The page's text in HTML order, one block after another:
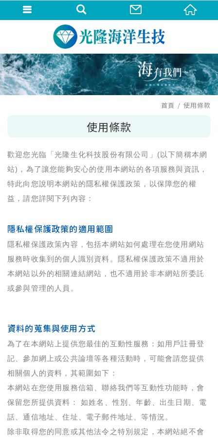
首頁 使用條款
使用條款
歡迎您光臨「光隆生化科技股份有限公司」(以下簡稱本網
站)，為了讓您能夠安心的使用本網站的各項服務與資訊，
特此向您說明本網站的隱私權保護政策，以保障您的權
益，請您詳閱下列內容：
隱私權保護政策的適用範圍
隱私權保護政策內容，包括本網站如何處理在您使用網站
服務時收集到的個人識別資料。隱私權保護政策不適用於
本網站以外的相關連結網站，也不適用於非本網站所委託
或參與管理的人員。
資料的蒐集與使用方式
為了在本網站上提供您最佳的互動性服務：如用戶註冊登
記、參加網上或公共論壇等各種活動時，可能會請您提供
相關個人的資料，其範圍如下：
本網站在您使用服務信箱、聯絡我們等互動性功能時，會
保留您所提供資料： 如姓名、性別、年齡、出生日期、電
話、通信地址、住址、電子郵件地址、等情況。
除非取得您的同意或其他法令之特別規定，本網站絕不會